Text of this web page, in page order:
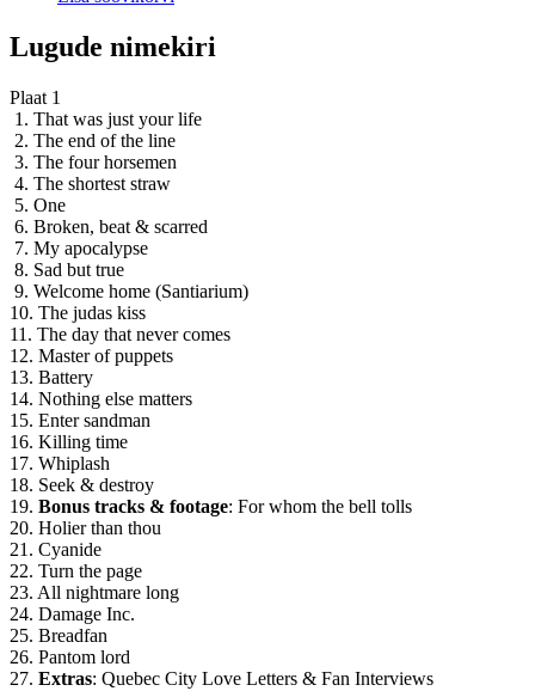
Lugude nimekiri
Plaat 1
1. That was just your life
2. The end of the line
3. The four horsemen
4. The shortest straw
5. One
6. Broken, beat & scarred
7. My apocalypse
8. Sad but true
9. Welcome home (Santiarium)
10. The judas kiss
11. The day that never comes
12. Master of puppets
13. Battery
14. Nothing else matters
15. Enter sandman
16. Killing time
17. Whiplash
18. Seek & destroy
19. Bonus tracks & footage: For whom the bell tolls
20. Holier than thou
21. Cyanide
22. Turn the page
23. All nightmare long
24. Damage Inc.
25. Breadfan
26. Pantom lord
27. Extras: Quebec City Love Letters & Fan Interviews